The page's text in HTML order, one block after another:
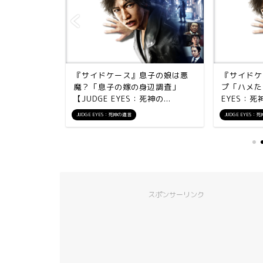
JUDGE EYES：死神の遺言
『サイドケース』息子の娘は悪
魔？「息子の嫁の身辺調査」
【JUDGE EYES：死神の...
JUDGE EYES：死
『サイド
プ「ハメ
EYES：死
スポンサーリンク